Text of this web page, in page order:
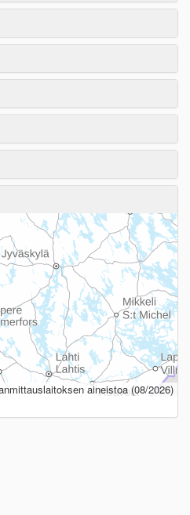
aineistoa (08/2026)